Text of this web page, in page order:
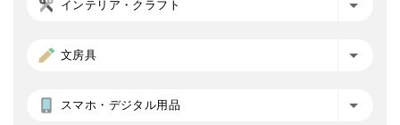
インテリア・クラフト
文房具
スマホ・デジタル用品